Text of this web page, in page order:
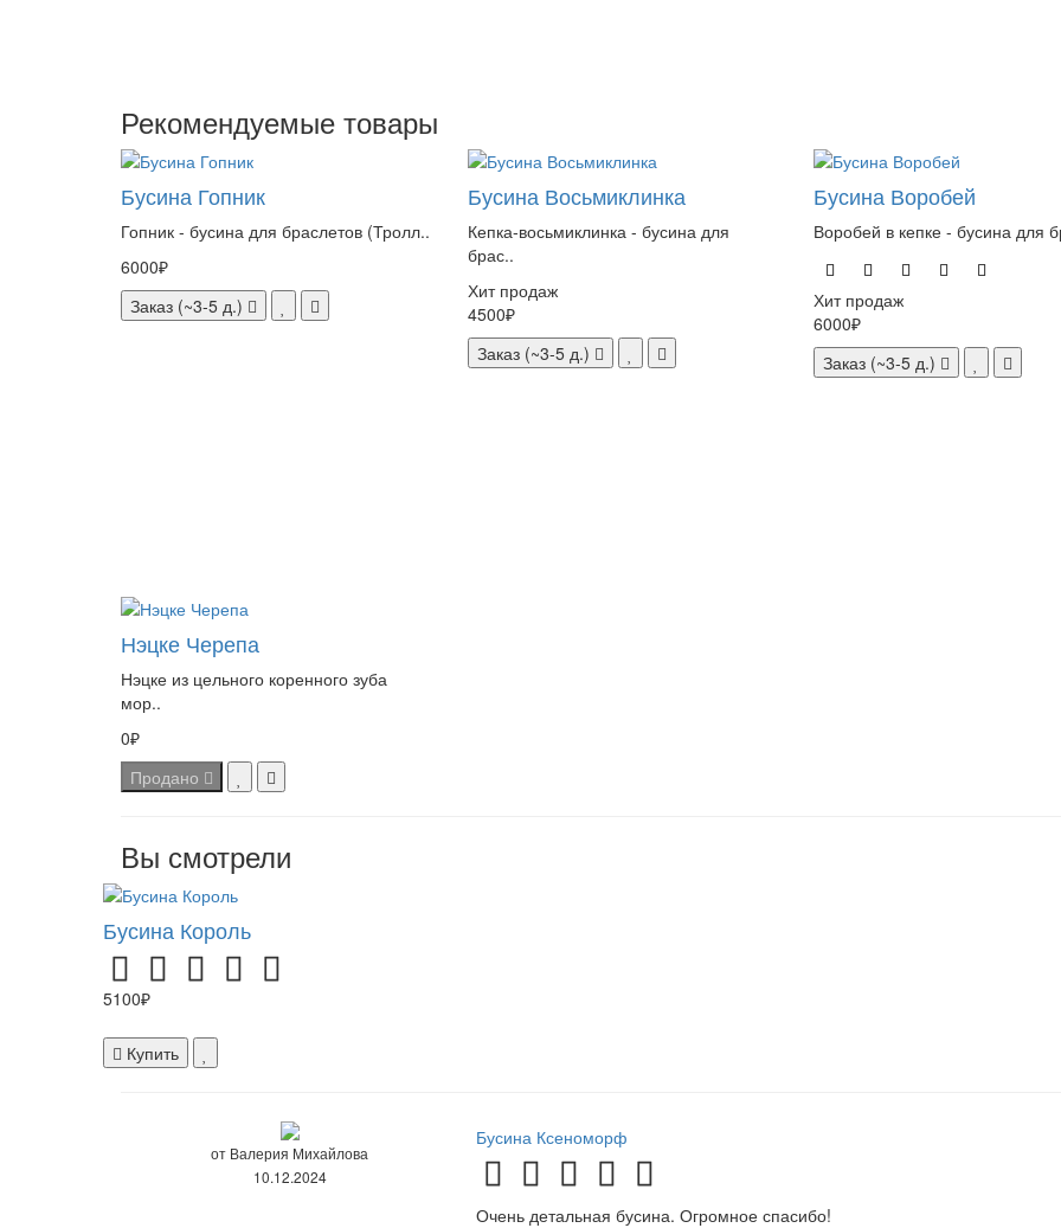
Рекомендуемые товары
Бусина Гопник
Гопник - бусина для браслетов (Тролл..
6000₽
Заказ (~3-5 д.)
Бусина Восьмиклинка
Кепка-восьмиклинка - бусина для
брас..
Хит продаж
4500₽
Заказ (~3-5 д.)
Бусина Воробей
Воробей в кепке - бусина для
Хит продаж
6000₽
Заказ (~3-5 д.)
Нэцке Черепа
Нэцке из цельного коренного зуба
мор..
0₽
Продано
Вы смотрели
Бусина Король
5100₽
Купить
от Валерия Михайлова
10.12.2024
Бусина Ксеноморф
Очень детальная бусина. Огромное спасибо!